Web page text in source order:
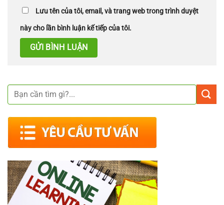
Lưu tên của tôi, email, và trang web trong trình duyệt
này cho lần bình luận kế tiếp của tôi.